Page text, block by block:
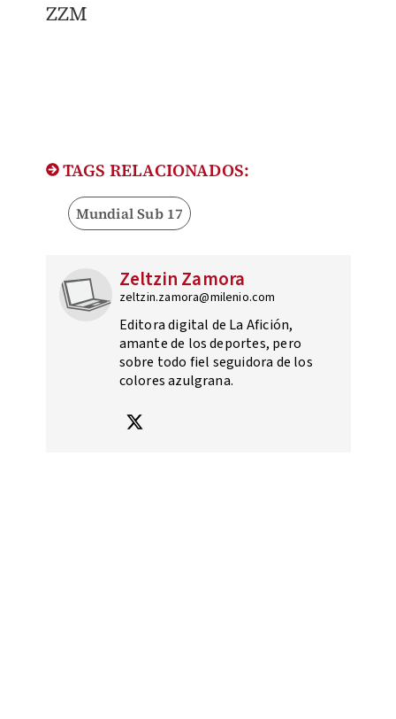
ZZM
TAGS RELACIONADOS:
Mundial Sub 17
Zeltzin Zamora
zeltzin.zamora@milenio.com
Editora digital de La Afición,
amante de los deportes, pero
sobre todo fiel seguidora de los
colores azulgrana.